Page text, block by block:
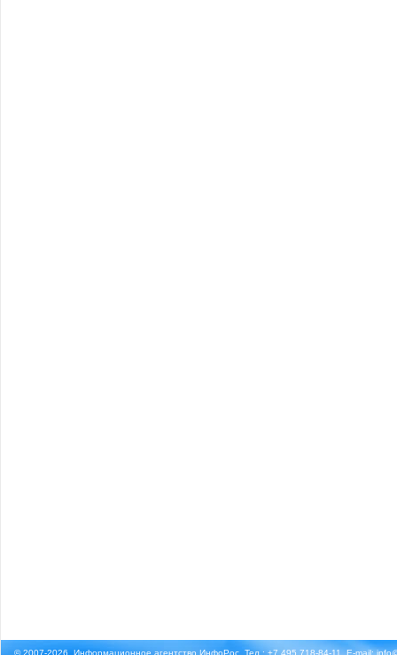
© 2007-2026, Информационное агентство ИнфоРос. Тел.: +7 495 718-84-11, E-mail: